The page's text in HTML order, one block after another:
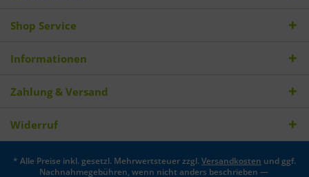
Shop Service
Informationen
Zahlung & Versand
Widerruf
* Alle Preise inkl. gesetzl. Mehrwertsteuer zzgl.Versandkosten und ggf.
Nachnahmegebühren, wenn nicht anders beschrieben —